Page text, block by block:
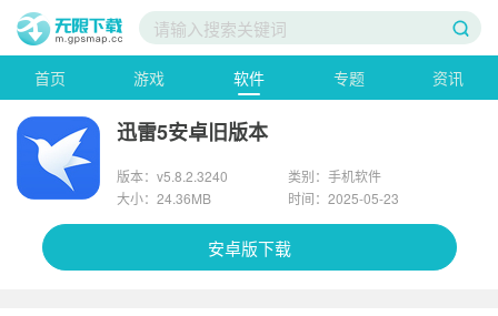
首页 游戏 软件 专题 资讯
迅雷5安卓旧版本
版本：v5.8.2.3240
类别：手机软件
大小：24.36MB
时间：2025-05-23
安卓版下载